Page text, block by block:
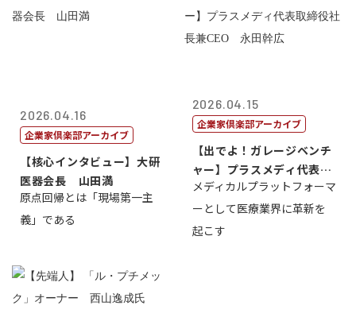
2026.04.16
企業家倶楽部アーカイブ
【核心インタビュー】大研
医器会長 山田満
原点回帰とは「現場第一主
義」である
2026.04.15
企業家倶楽部アーカイブ
【出でよ！ガレージベンチ
ャー】プラスメディ代表取
締役社長兼C...
メディカルプラットフォーマ
ーとして医療業界に革新を
起こす